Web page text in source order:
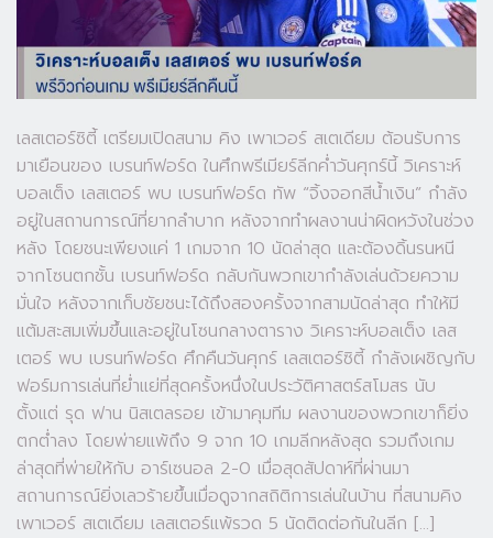
เลสเตอร์ซิตี้ เตรียมเปิดสนาม คิง เพาเวอร์ สเตเดียม ต้อนรับการ
มาเยือนของ เบรนท์ฟอร์ด ในศึกพรีเมียร์ลีกค่ำวันศุกร์นี้ วิเคราะห์
บอลเต็ง เลสเตอร์ พบ เบรนท์ฟอร์ด ทัพ “จิ้งจอกสีน้ำเงิน” กำลัง
อยู่ในสถานการณ์ที่ยากลำบาก หลังจากทำผลงานน่าผิดหวังในช่วง
หลัง โดยชนะเพียงแค่ 1 เกมจาก 10 นัดล่าสุด และต้องดิ้นรนหนี
จากโซนตกชั้น เบรนท์ฟอร์ด กลับกันพวกเขากำลังเล่นด้วยความ
มั่นใจ หลังจากเก็บชัยชนะได้ถึงสองครั้งจากสามนัดล่าสุด ทำให้มี
แต้มสะสมเพิ่มขึ้นและอยู่ในโซนกลางตาราง วิเคราะห์บอลเต็ง เลส
เตอร์ พบ เบรนท์ฟอร์ด ศึกคืนวันศุกร์ เลสเตอร์ซิตี้ กำลังเผชิญกับ
ฟอร์มการเล่นที่ย่ำแย่ที่สุดครั้งหนึ่งในประวัติศาสตร์สโมสร นับ
ตั้งแต่ รุด ฟาน นิสเตลรอย เข้ามาคุมทีม ผลงานของพวกเขาก็ยิ่ง
ตกต่ำลง โดยพ่ายแพ้ถึง 9 จาก 10 เกมลีกหลังสุด รวมถึงเกม
ล่าสุดที่พ่ายให้กับ อาร์เซนอล 2-0 เมื่อสุดสัปดาห์ที่ผ่านมา
สถานการณ์ยิ่งเลวร้ายขึ้นเมื่อดูจากสถิติการเล่นในบ้าน ที่สนามคิง
เพาเวอร์ สเตเดียม เลสเตอร์แพ้รวด 5 นัดติดต่อกันในลีก […]